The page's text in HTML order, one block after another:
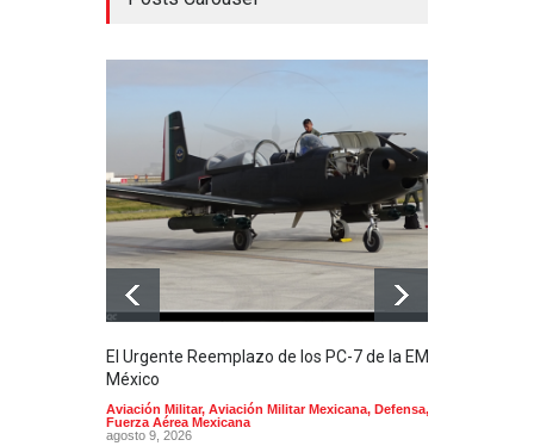
El Urgente Reemplazo de los PC-7 de la EMA en
México
Aviación Militar, Aviación Militar Mexicana, Defensa,
Fuerza Aérea Mexicana
agosto 9, 2026